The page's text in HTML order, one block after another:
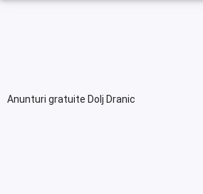
Anunturi gratuite Dolj Dranic